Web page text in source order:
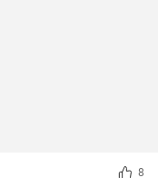
8